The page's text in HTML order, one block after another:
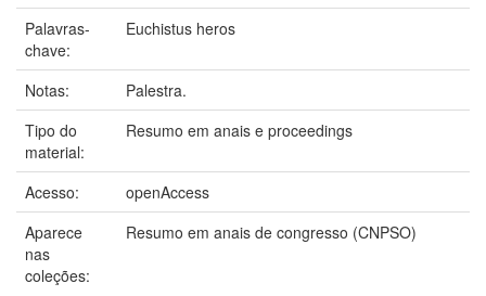
Palavras-
chave:
Euchistus heros
Notas:
Palestra.
Tipo do
material:
Resumo em anais e proceedings
Acesso:
openAccess
Aparece
nas
coleções:
Resumo em anais de congresso (CNPSO)